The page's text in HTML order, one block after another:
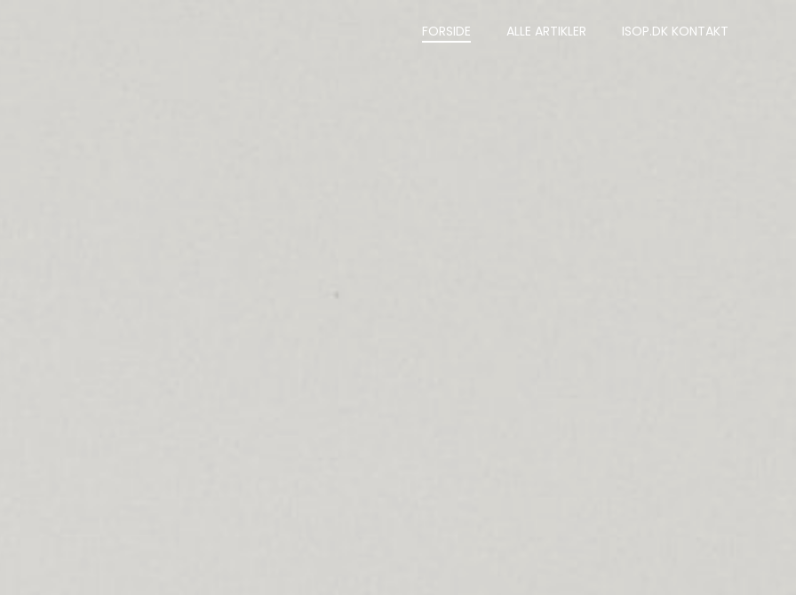
FORSIDE ALLE ARTIKLER ISOP.DK KONTAKT